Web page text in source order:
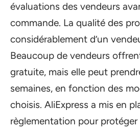
évaluations des vendeurs
commande. La qualité des
considérablement d’un
Beaucoup de vendeurs
gratuite, mais elle peut
semaines, en fonction des
choisis. AliExpress a mis en
règlementation pour protéger